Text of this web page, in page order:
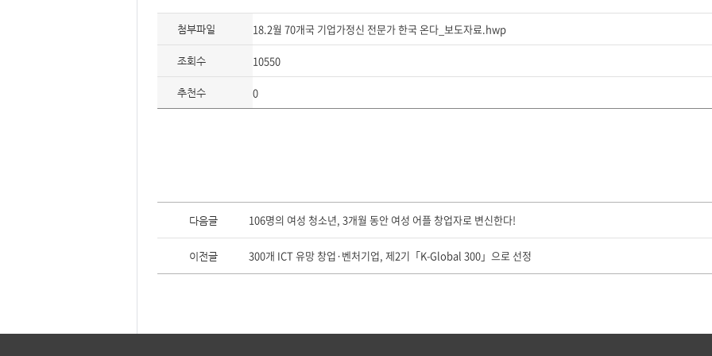
첨부파일 18.2월 70개국 기업가정신 전문가 한국 온다_보도자료.hwp
조회수 10550
추천수 0
이
다
다음글 106명의 여성 청소년, 3개월 동안 여성 어플 창업자로 변신한다!
이전글 300개 ICT 유망 창업·벤처기업, 제2기「K-Global 300」으로 선정